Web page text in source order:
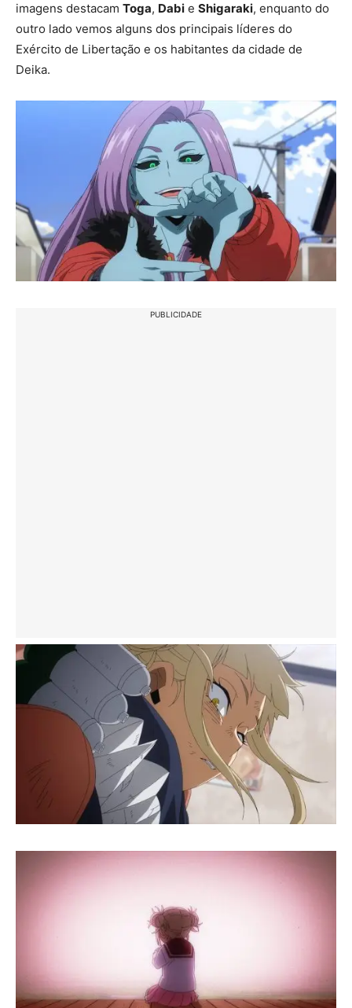
imagens destacam Toga, Dabi e Shigaraki, enquanto do
outro lado vemos alguns dos principais líderes do
Exército de Libertação e os habitantes da cidade de
Deika.
PUBLICIDADE